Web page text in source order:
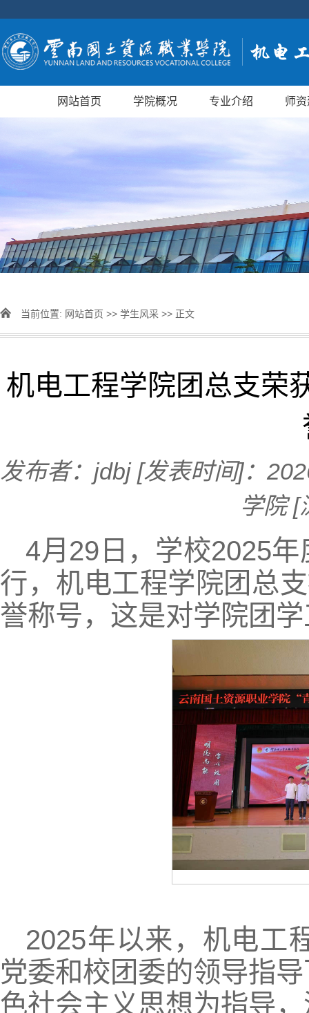
网站首页 学院概况 专业介绍 师
当前位置: 网站首页 >> 学生风采 >> 正文
机电工程学院团总支荣
发布者：jdbj [发表时间]：
学院[
4月29日，学校2025
行，机电工程学院团总
誉称号，这是对学院团
2025年以来，机电工
党委和校团委的领导指
色社会主义思想为指导